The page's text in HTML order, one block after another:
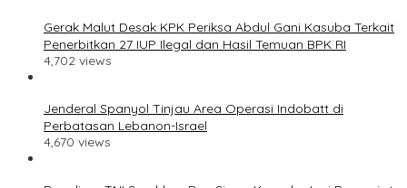
Gerak Malut Desak KPK Periksa Abdul Gani Kasuba Terkait
Penerbitkan 27 IUP Ilegal dan Hasil Temuan BPK RI
4,702 views
Jenderal Spanyol Tinjau Area Operasi Indobatt di
Perbatasan Lebanon-Israel
4,670 views